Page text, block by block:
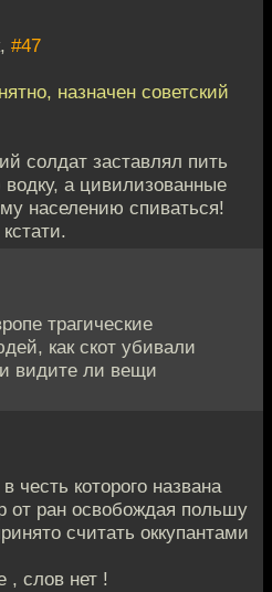
#47
назначен советский
солдат заставлял пить
а цивилизованные
населению спиваться!
трагические
как скот убивали
видите ли вещи
честь которого названа
от ран освобождая польшу
считать оккупантами
, слов нет !